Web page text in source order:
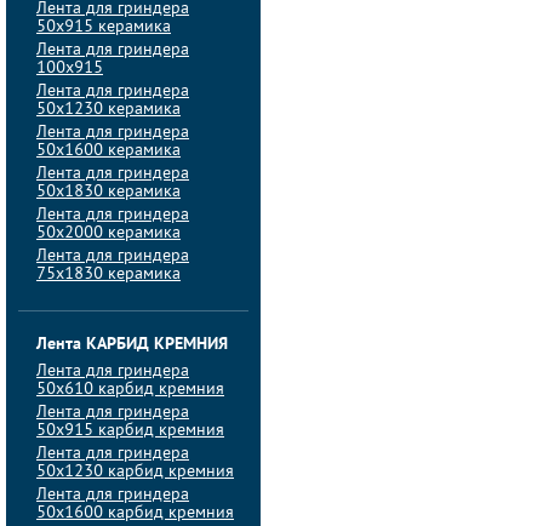
Лента для гриндера
50х915 керамика
Лента для гриндера
100х915
Лента для гриндера
50х1230 керамика
Лента для гриндера
50х1600 керамика
Лента для гриндера
50х1830 керамика
Лента для гриндера
50х2000 керамика
Лента для гриндера
75х1830 керамика
Лента КАРБИД КРЕМНИЯ
Лента для гриндера
50х610 карбид кремния
Лента для гриндера
50х915 карбид кремния
Лента для гриндера
50х1230 карбид кремния
Лента для гриндера
50х1600 карбид кремния